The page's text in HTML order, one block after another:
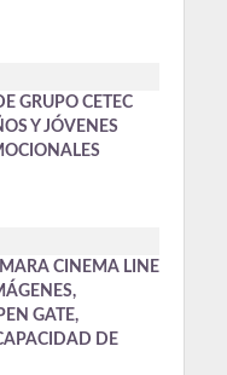
GRUPO CETEC
Y JÓVENES
CINEMA LINE
GATE,
DE